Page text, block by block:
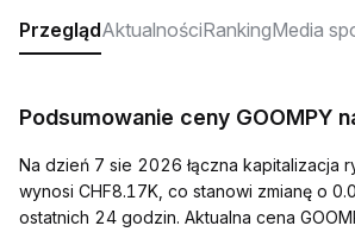
PrzeglądAktualnościRankingMedia
Podsumowanie ceny GOOMPY
Na dzień 7 sie 2026 łączna kapitalizacja
wynosi CHF8.17K, co stanowi zmianę o
ostatnich 24 godzin. Aktualna cena